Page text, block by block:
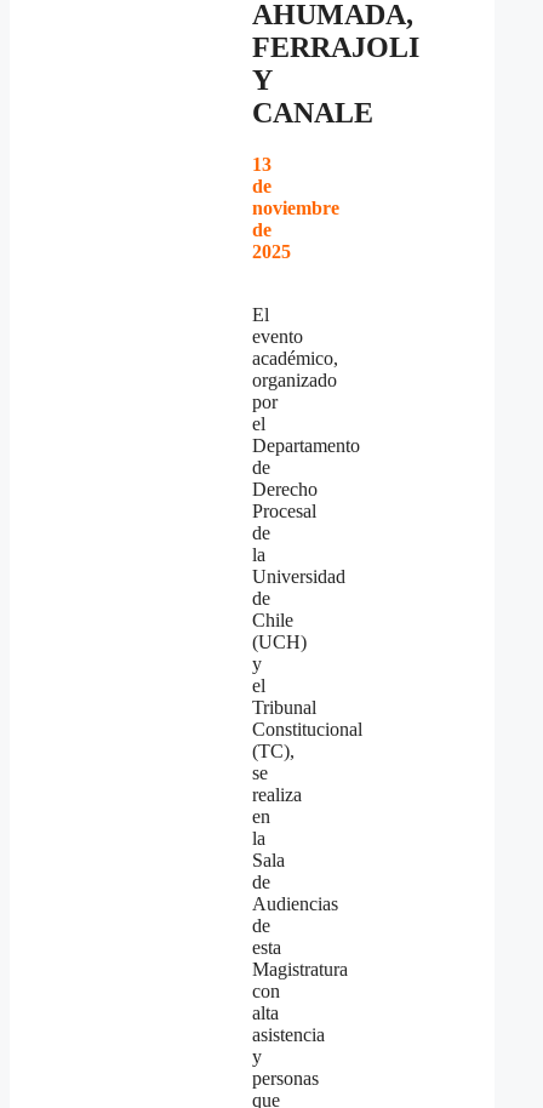
AHUMADA,
FERRAJOLI
Y
CANALE
13
de
noviembre
de
2025
El
evento
académico,
organizado
por
el
Departamento
de
Derecho
Procesal
de
la
Universidad
de
Chile
(UCH)
y
el
Tribunal
Constitucional
(TC),
se
realiza
en
la
Sala
de
Audiencias
de
esta
Magistratura
con
alta
asistencia
y
personas
que